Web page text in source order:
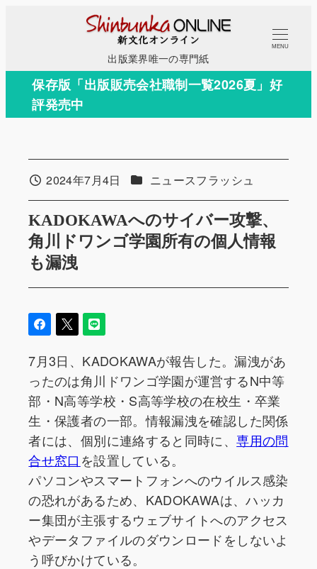
コ
テ
出版業界唯一の専門紙
MENU
保存版「出版販売会社職制一覧2026夏」好
評発売中
KADOKAWAへのサイバー攻撃、
角川ドワンゴ学園所有の個人情報
も漏洩
投稿日2024年7月4日 カテゴリー
ニュースフラッシュ
7月3日、KADOKAWAが報告した。漏洩があ
ったのは角川ドワンゴ学園が運営するN中等
部・N高等学校・S高等学校の在校生・卒業
生・保護者の一部。情報漏洩を確認した関係
者には、個別に連絡すると同時に、専用の問
合せ窓口 を設置している。
パソコンやスマートフォンへのウイルス感染
の恐れがあるため、KADOKAWAは、ハッカ
ー集団が主張するウェブサイトへのアクセス
やデータファイルのダウンロードをしないよ
う呼びかけている。